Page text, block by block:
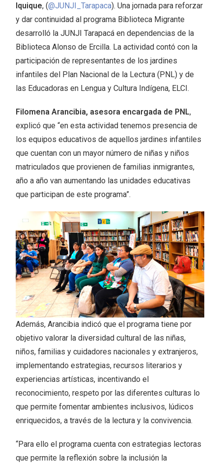
Iquique, (@JUNJI_Tarapaca). Una jornada para reforzar
y dar continuidad al programa Biblioteca Migrante
desarrolló la JUNJI Tarapacá en dependencias de la
Biblioteca Alonso de Ercilla. La actividad contó con la
participación de representantes de los jardines
infantiles del Plan Nacional de la Lectura (PNL) y de
las Educadoras en Lengua y Cultura Indígena, ELCI.
Filomena Arancibia, asesora encargada de PNL,
explicó que “en esta actividad tenemos presencia de
los equipos educativos de aquellos jardines infantiles
que cuentan con un mayor número de niñas y niños
matriculados que provienen de familias inmigrantes,
año a año van aumentando las unidades educativas
que participan de este programa”.
Además, Arancibia indicó que el programa tiene por
objetivo valorar la diversidad cultural de las niñas,
niños, familias y cuidadores nacionales y extranjeros,
implementando estrategias, recursos literarios y
experiencias artísticas, incentivando el
reconocimiento, respeto por las diferentes culturas lo
que permite fomentar ambientes inclusivos, lúdicos
enriquecidos, a través de la lectura y la convivencia.
“Para ello el programa cuenta con estrategias lectoras
que permite la reflexión sobre la inclusión la